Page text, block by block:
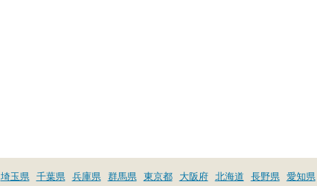
埼玉県 千葉県 兵庫県 群馬県 東京都 大阪府 北海道 長野県 愛知県